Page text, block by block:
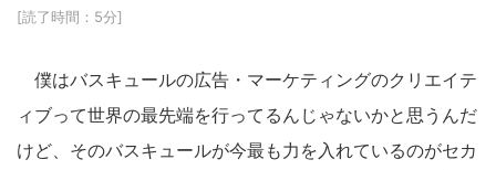
[読了時間：5分]
僕はバスキュールの広告・マーケティングのクリエイテ
ィブって世界の最先端を行ってるんじゃないかと思うんだ
けど、そのバスキュールが今最も力を入れているのがセカ
Block Data Bank